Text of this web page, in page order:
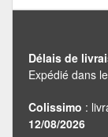
Délais de
Expédié dans
Colissimo :
12/08/2026